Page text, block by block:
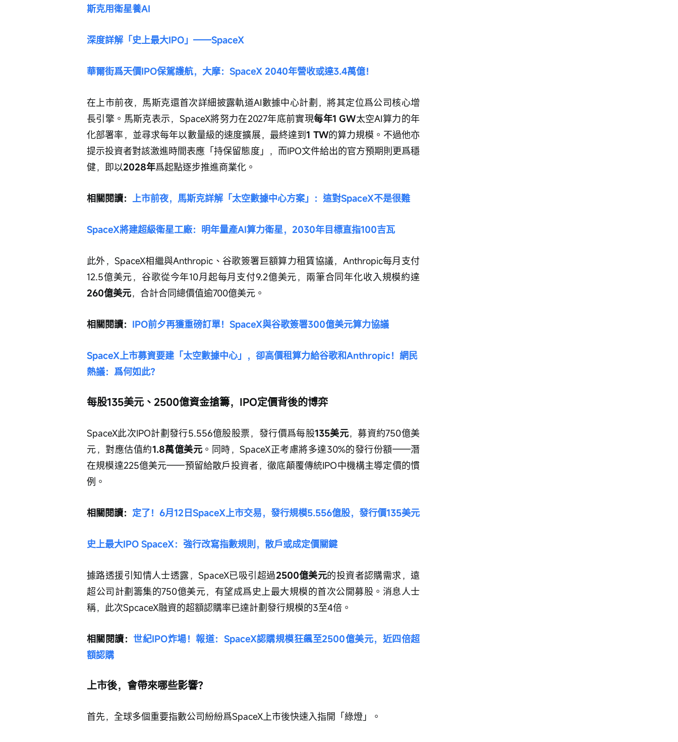
斯克用衛星養AI
深度詳解「史上最大IPO」——SpaceX
華爾街爲天價IPO保駕護航，大摩：SpaceX 2040年營收或達3.4萬億！
在上市前夜，馬斯克還首次詳細披露軌道AI數據中心計劃，將其定位爲公司核心增
長引擎。馬斯克表示，SpaceX將努力在2027年底前實現每年1 GW太空AI算力的年
化部署率，並尋求每年以數量級的速度擴展，最終達到1 TW的算力規模。不過他亦
提示投資者對該激進時間表應「持保留態度」，而IPO文件給出的官方預期則更爲穩
健，即以2028年爲起點逐步推進商業化。
相關閱讀： 上市前夜，馬斯克詳解「太空數據中心方案」：這對SpaceX不是很難
SpaceX將建超級衛星工廠：明年量產AI算力衛星，2030年目標直指100吉瓦
此外，SpaceX相繼與Anthropic、谷歌簽署巨額算力租賃協議，Anthropic每月支付
12.5億美元，谷歌從今年10月起每月支付9.2億美元，兩筆合同年化收入規模約達
260億美元，合計合同總價值逾700億美元。
相關閱讀： IPO前夕再獲重磅訂單！SpaceX與谷歌簽署300億美元算力協議
SpaceX上市募資要建「太空數據中心」，卻高價租算力給谷歌和Anthropic！網民
熱議：爲何如此？
每股135美元、2500億資金搶籌，IPO定價背後的博弈
SpaceX此次IPO計劃發行5.556億股股票，發行價爲每股135美元，募資約750億美
元，對應估值約1.8萬億美元 。同時，SpaceX正考慮將多達30%的發行份額——潛
在規模達225億美元——預留給散戶投資者，徹底顛覆傳統IPO中機構主導定價的慣
例。
相關閱讀： 定了！6月12日SpaceX上市交易，發行規模5.556億股，發行價135美元
史上最大IPO SpaceX：強行改寫指數規則，散戶或成定價關鍵
據路透援引知情人士透露，SpaceX已吸引超過2500億美元的投資者認購需求，遠
超公司計劃籌集的750億美元，有望成爲史上最大規模的首次公開募股。消息人士
稱，此次SpcaceX融資的超額認購率已達計劃發行規模的3至4倍。
相關閱讀： 世紀IPO炸場！報道：SpaceX認購規模狂飆至2500億美元，近四倍超
額認購
上市後，會帶來哪些影響？
首先，全球多個重要指數公司紛紛爲SpaceX上市後快速入指開「綠燈」。